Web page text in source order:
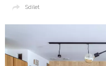
Sdílet